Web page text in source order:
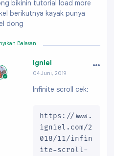
bikinin tutorial load more
berikutnya kayak punya
dong
Balasan
Igniel
04 Juni, 2019
w.blogger.com/pro
…
Infinite scroll cek:
https://www.
igniel.com/2
018/11/infin
ite-scroll-